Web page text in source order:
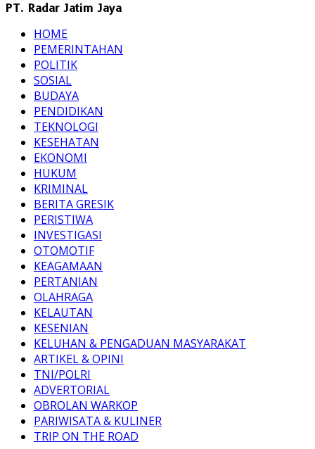
PT. Radar Jatim Jaya
HOME
PEMERINTAHAN
POLITIK
SOSIAL
BUDAYA
PENDIDIKAN
TEKNOLOGI
KESEHATAN
EKONOMI
HUKUM
KRIMINAL
BERITA GRESIK
PERISTIWA
INVESTIGASI
OTOMOTIF
KEAGAMAAN
PERTANIAN
OLAHRAGA
KELAUTAN
KESENIAN
KELUHAN & PENGADUAN MASYARAKAT
ARTIKEL & OPINI
TNI/POLRI
ADVERTORIAL
OBROLAN WARKOP
PARIWISATA & KULINER
TRIP ON THE ROAD